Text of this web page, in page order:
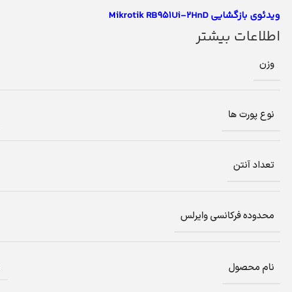
ویدئوی بازگشایی Mikrotik RB951Ui-2HnD
اطلاعات بیشتر
وزن
نوع پورت ها
تعداد آنتن
محدوده فرکانسی وایرلس
نام محصول